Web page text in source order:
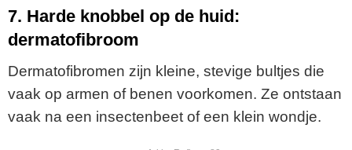
7. Harde knobbel op de huid:
dermatofibroom
Dermatofibromen zijn kleine, stevige bultjes die
vaak op armen of benen voorkomen. Ze ontstaan
vaak na een insectenbeet of een klein wondje.